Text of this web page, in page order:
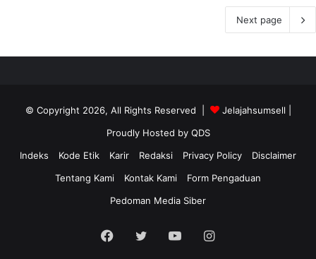
Next page
© Copyright 2026, All Rights Reserved | Jelajahsumsell
Proudly Hosted by QDS
Indeks
Kode Etik Karir Redaksi Privacy Policy
Disclaimer
Tentang Kami
Kontak Kami
Form Pengaduan
Pedoman Media Siber
Facebook
Twitter YouTubeInstagram